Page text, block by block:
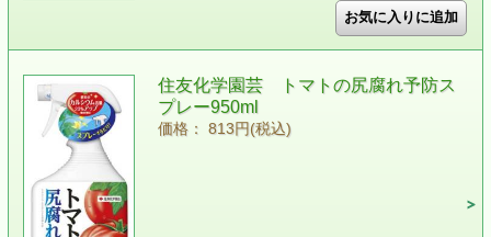
住友化学園芸 トマトの尻腐れ予防ス
プレー950ml
価格： 813円(税込)